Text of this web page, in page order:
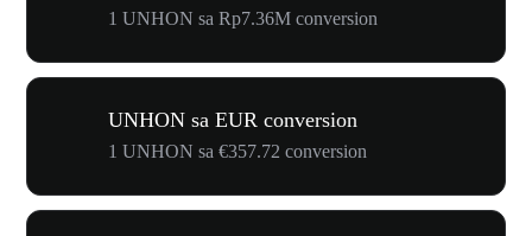
1 UNHON sa Rp7.36M conversion
UNHON sa EUR conversion
1 UNHON sa €357.72 conversion